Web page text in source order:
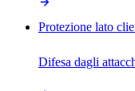
Protezione lato
Difesa dagli